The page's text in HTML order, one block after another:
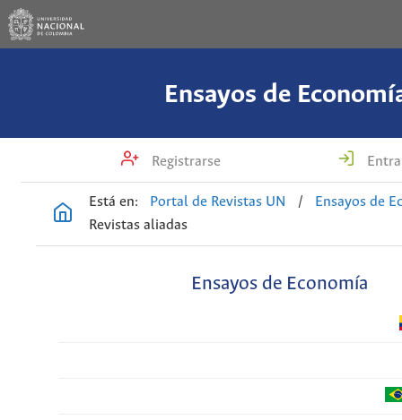
Ensayos de
Registrarse
Está en: Portal de Revistas UN /
Ensayos de
Revistas aliadas
Ensayos de Economía